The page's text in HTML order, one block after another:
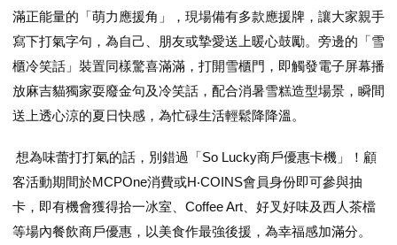
滿正能量的「萌力應援角」，現場備有多款應援牌，讓大家親手
寫下打氣字句，為自己、朋友或摯愛送上暖心鼓勵。旁邊的「雪
櫃冷笑話」裝置同樣驚喜滿滿，打開雪櫃門，即觸發電子屏幕播
放麻吉貓獨家耍廢金句及冷笑話，配合消暑雪糕造型場景，瞬間
送上透心涼的夏日快感，為忙碌生活輕鬆降降溫。
想為味蕾打打氣的話，別錯過「So Lucky商戶優惠卡機」！顧
客活動期間於MCPOne消費或H‧COINS會員身份即可參與抽
卡，即有機會獲得拾一冰室、Coffee Art、好叉好味及西人茶檔
等場內餐飲商戶優惠，以美食作最強後援，為幸福感加滿分。